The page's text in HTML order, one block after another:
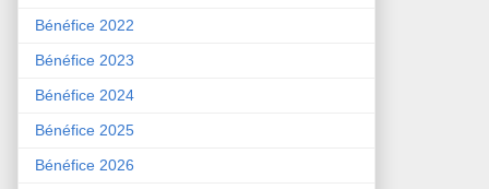
Bénéfice 2022
Bénéfice 2023
Bénéfice 2024
Bénéfice 2025
Bénéfice 2026